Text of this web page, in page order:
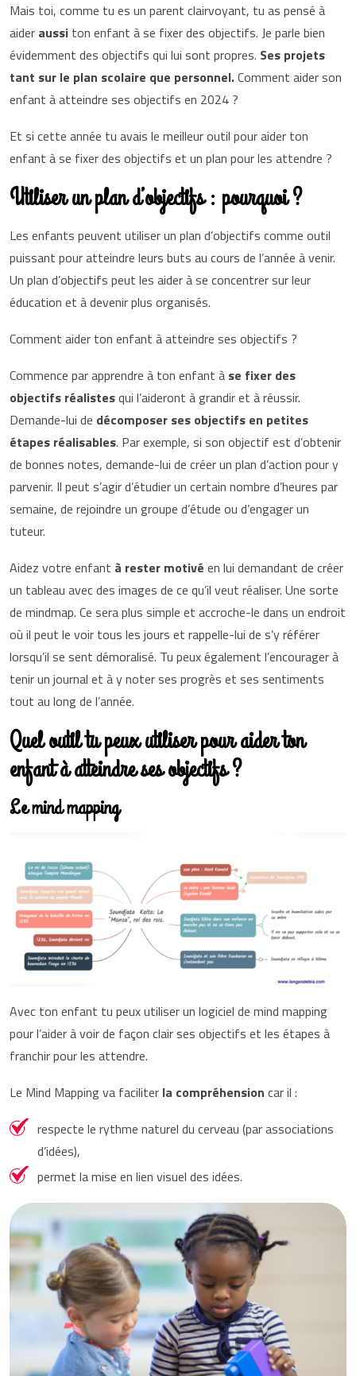
Mais toi, comme tu es un parent clairvoyant, tu as pensé à
aider aussi ton enfant à se fixer des objectifs. Je parle bien
évidemment des objectifs qui lui sont propres. Ses projets
tant sur le plan scolaire que personnel.Comment aider son
enfant à atteindre ses objectifs en 2024 ?
Et si cette année tu avais le meilleur outil pour aider ton
enfant à se fixer des objectifs et un plan pour les attendre ?
Utiliser un plan d’objectifs : pourquoi ?
Les enfants peuvent utiliser un plan d’objectifs comme outil
puissant pour atteindre leurs buts au cours de l’année à venir.
Un plan d’objectifs peut les aider à se concentrer sur leur
éducation et à devenir plus organisés.
Comment aider ton enfant à atteindre ses objectifs ?
Commence par apprendre à ton enfant à se fixer des
objectifs réalistesqui l’aideront à grandir et à réussir.
Demande-lui de décomposer ses objectifs en petites
étapes réalisables. Par exemple, si son objectif est d’obtenir
de bonnes notes, demande-lui de créer un plan d’action pour y
parvenir. Il peut s’agir d’étudier un certain nombre d’heures par
semaine, de rejoindre un groupe d’étude ou d’engager un
tuteur.
Aidez votre enfant à rester motivé en lui demandant de créer
un tableau avec des images de ce qu’il veut réaliser. Une sorte
de mindmap. Ce sera plus simple et accroche-le dans un endroit
où il peut le voir tous les jours et rappelle-lui de s’y référer
lorsqu’il se sent démoralisé. Tu peux également l’encourager à
tenir un journal et à y noter ses progrès et ses sentiments
tout au long de l’année.
Quel outil tu peux utiliser pour aider ton
enfant à atteindre ses objectifs ?
Le mind mapping
Avec ton enfant tu peux utiliser un logiciel de mind mapping
pour l’aider à voir de façon clair ses objectifs et les étapes à
franchir pour les attendre.
Le Mind Mapping va faciliter la compréhension car il :
respecte le rythme naturel du cerveau (par associations
d’idées),
permet la mise en lien visuel des idées.